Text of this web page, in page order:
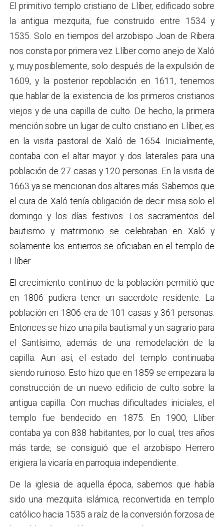
El primitivo templo cristiano de Llíber, edificado sobre
la antigua mezquita, fue construido entre 1534 y
1535. Solo en tiempos del arzobispo Joan de Ribera
nos consta por primera vez Llíber como anejo de Xaló
y, muy posiblemente, solo después de la expulsión de
1609, y la posterior repoblación en 1611, tenemos
que hablar de la existencia de los primeros cristianos
viejos y de una capilla de culto. De hecho, la primera
mención sobre un lugar de culto cristiano en Llíber, es
en la visita pastoral de Xaló de 1654. Inicialmente,
contaba con el altar mayor y dos laterales para una
población de 27 casas y 120 personas. En la visita de
1663 ya se mencionan dos altares más. Sabemos que
el cura de Xaló tenía obligación de decir misa solo el
domingo y los días festivos. Los sacramentos del
bautismo y matrimonio se celebraban en Xaló y
solamente los entierros se oficiaban en el templo de
Llíber.
El crecimiento continuo de la población permitió que
en 1806 pudiera tener un sacerdote residente. La
población en 1806 era de 101 casas y 361 personas.
Entonces se hizo una pila bautismal y un sagrario para
el Santísimo, además de una remodelación de la
capilla. Aun así, el estado del templo continuaba
siendo ruinoso. Esto hizo que en 1859 se empezara la
construcción de un nuevo edificio de culto sobre la
antigua capilla. Con muchas dificultades iniciales, el
templo fue bendecido en 1875. En 1900, Llíber
contaba ya con 838 habitantes, por lo cual, tres años
más tarde, se consiguió que el arzobispo Herrero
erigiera la vicaría en parroquia independiente.
De la iglesia de aquella época, sabemos que había
sido una mezquita islámica, reconvertida en templo
católico hacia 1535 a raíz de la conversión forzosa de